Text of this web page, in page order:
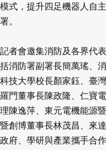
模式，提升四足機器人自
署。
記者會邀集消防及各界代
括消防署副署長簡萬瑤、
科技大學校長顏家鈺、臺
羅門董事長陳政隆、仁寶
理陳逸萍、東元電機能源
暨創博董事長林茂昌、來
政府、學研與產業攜手合